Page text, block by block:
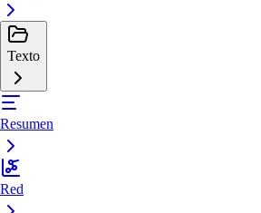
Texto
Resumen
Red